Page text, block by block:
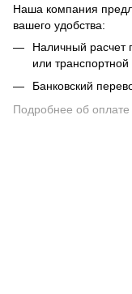
Наша компания
вашего удобства:
Наличный расчет
или
Банковский
Подробнее об оплате